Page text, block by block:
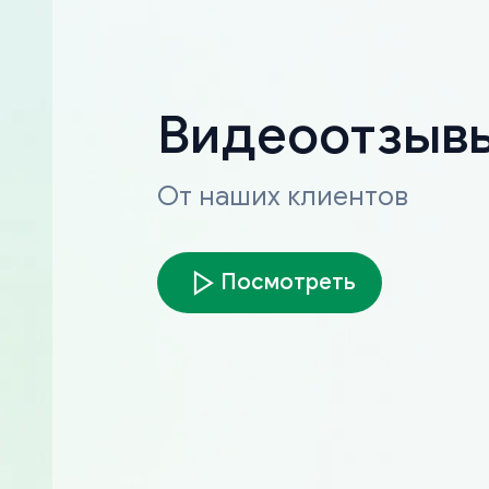
От наших клиентов
Посмотреть